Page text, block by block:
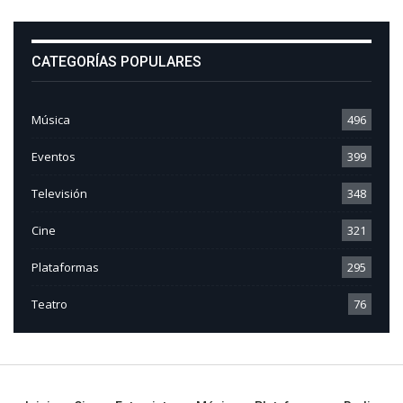
CATEGORÍAS POPULARES
Música 496
Eventos 399
Televisión 348
Cine 321
Plataformas 295
Teatro 76